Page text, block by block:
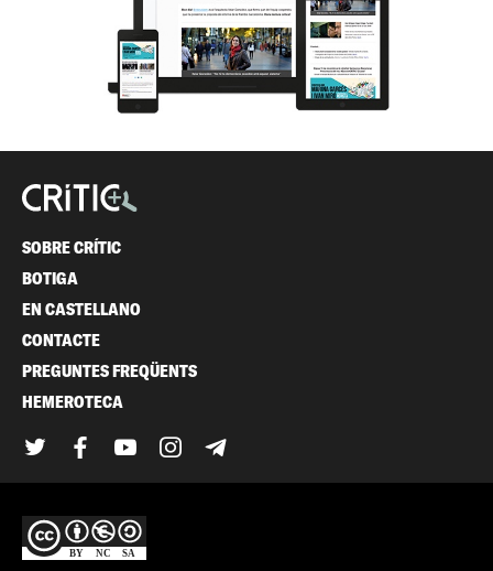
SOBRE CRÍTIC
BOTIGA
EN CASTELLANO
CONTACTE
PREGUNTES FREQÜENTS
HEMEROTECA
TwitterFacebook
YouTubeInstagram